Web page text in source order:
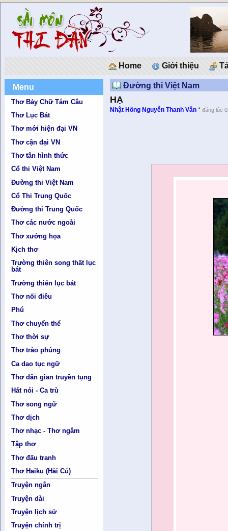
Home Giới thiệu
Menu
Thơ Bảy Chữ Tám Câu
Thơ Lục Bát
Thơ mới hiện đại VN
Thơ cận đại VN
Thơ tân hình thức
Cổ thi Việt Nam
Đường thi Việt Nam
Cổ Thi Trung Quốc
Đường thi Trung Quốc
Thơ các nước ngoài
Thơ xướng họa
Kịch thơ
Trường thiên song thất lục
bát
Trường thiên lục bát
Thơ nối điêu
Phú
Thơ chuyển thể
Thơ thời sự
Thơ trào phúng
Ca dao tục ngữ
Thơ dân gian truyền tụng
Hát nói - Ca trù
Thơ song ngữ
Thơ dịch
Thơ nhạc - Thơ ngâm
Tập thơ
Thơ đấu tranh
Thơ Haiku (Hài Cú)
Truyện ngắn
Truyện dài
Truyện lịch sử
Truyện chính trị
Đường thi Việt Nam
HẠ
Nhật Hồng Nguyễn Thanh Vân *đăng lúc